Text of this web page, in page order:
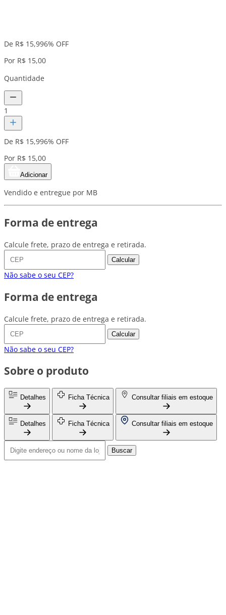
De R$ 15,996% OFF
Por R$ 15,00
Quantidade
1
De R$ 15,996% OFF
Por R$ 15,00
Adicionar
Vendido e entregue por MB
Forma de entrega
Calcule frete, prazo de entrega e retirada.
Calcular
Não sabe o seu CEP?
Forma de entrega
Calcule frete, prazo de entrega e retirada.
Calcular
Não sabe o seu CEP?
Sobre o produto
Detalhes Ficha Técnica Consultar filiais em estoque
Detalhes Ficha Técnica Consultar filiais em estoque
Buscar